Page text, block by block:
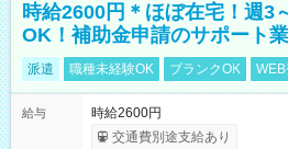
時給2600円＊ほぼ在宅！週3
OK！補助金申請のサポート
派遣 職種未経験OK ブランクOK
給与
時給2600円
交通費別途支給あり